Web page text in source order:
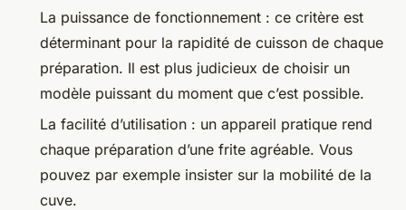
La puissance de fonctionnement : ce critère est
déterminant pour la rapidité de cuisson de chaque
préparation. Il est plus judicieux de choisir un
modèle puissant du moment que c’est possible.
La facilité d’utilisation : un appareil pratique rend
chaque préparation d’une frite agréable. Vous
pouvez par exemple insister sur la mobilité de la
cuve.